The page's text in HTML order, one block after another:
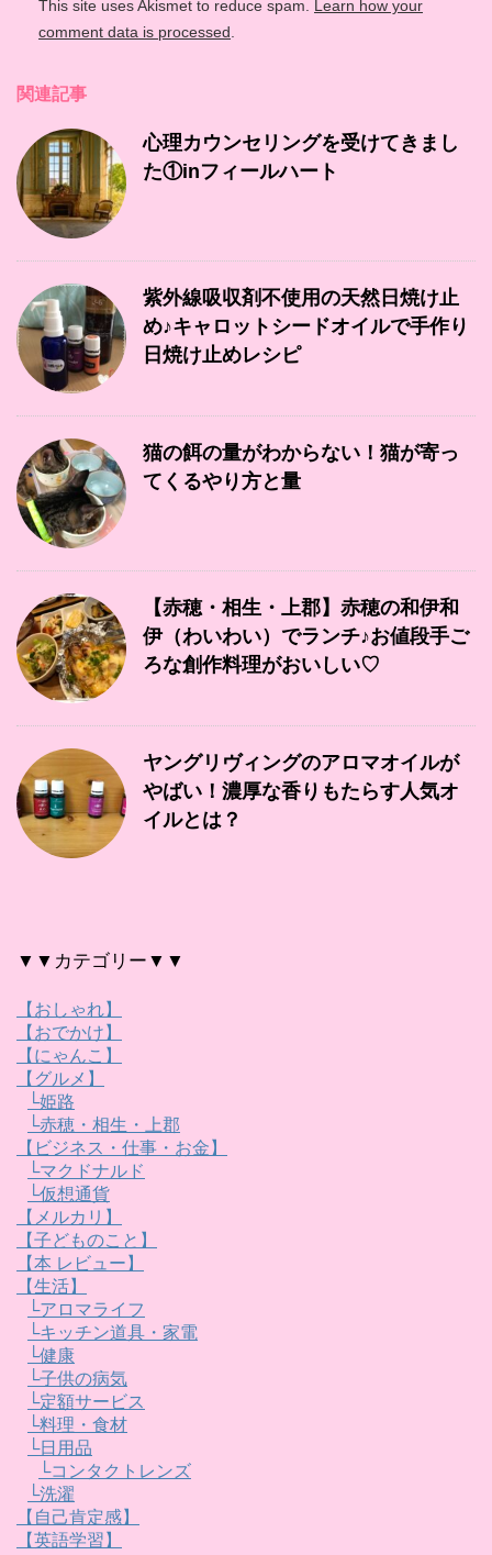
This site uses Akismet to reduce spam.
Learn how your
comment data is processed
関連記事
心理カウンセリングを受けてきまし
た①inフィールハート
紫外線吸収剤不使用の天然日焼け止
め♪キャロットシードオイルで手作り
日焼け止めレシピ
猫の餌の量がわからない！猫が寄っ
てくるやり方と量
【赤穂・相生・上郡】赤穂の和伊和
伊（わいわい）でランチ♪お値段手ご
ろな創作料理がおいしい♡
ヤングリヴィングのアロマオイルが
やばい！濃厚な香りもたらす人気オ
イルとは？
▼▼カテゴリー▼▼
【おしゃれ】
【おでかけ】
【にゃんこ】
【グルメ】
└姫路
└赤穂・相生・上郡
【ビジネス・仕事・お金】
└マクドナルド
└仮想通貨
【メルカリ】
【子どものこと】
【本 レビュー】
【生活】
└アロマライフ
└キッチン道具・家電
└健康
└子供の病気
└定額サービス
└料理・食材
└日用品
└コンタクトレンズ
└洗濯
【自己肯定感】
【英語学習】